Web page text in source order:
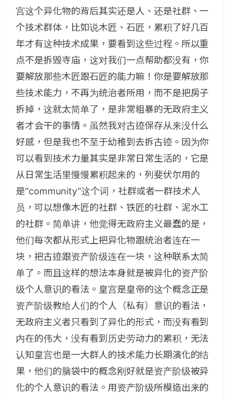
宫这个异化物的背后其实还是人、还是社群、一
个技术群体，比如说木匠、石匠，累积了好几百
年才有这种技术成果，要看到这些过程。所以重
点不是拆毁寺庙，这对我们一点帮助都没有，你
要解放那些木匠跟石匠的能力嘛！你是要解放那
些技术能力，不再为统治者所用，而不是把房子
拆掉，这就太简单了，是非常粗暴的无政府主义
者才会干的事情。虽然我对古迹保存从来没什么
好感，但是我也不至于幼稚到去拆古迹。因为你
可以看到技术力量其实是非常日常生活的，它是
从日常生活里慢慢累积起来的，列斐伏尔用的
是“community”这个词，社群或者一群技术人
员，可以想像木匠的社群、铁匠的社群、泥水工
的社群。简单讲，他觉得无政府主义最蠢的是，
他们每次都从形式上把异化物跟统治者连在一
块，把古迹跟资产阶级连在一块，这种联系太简
单了。而且这样的想法本身就是被异化的资产阶
级个人意识的看法。皇宫是皇帝的这个概念正是
资产阶级教给人们的个人（私有）意识的看法，
无政府主义者只看到了异化的形式，而没有看到
内在的伟大，没有看到历史劳动力的累积，无法
认知皇宫也是一大群人的技术能力长期演化的结
果，他们的脑袋中的概念刚好就是资产阶级被异
化的个人意识的看法。用资产阶级所模造出来的